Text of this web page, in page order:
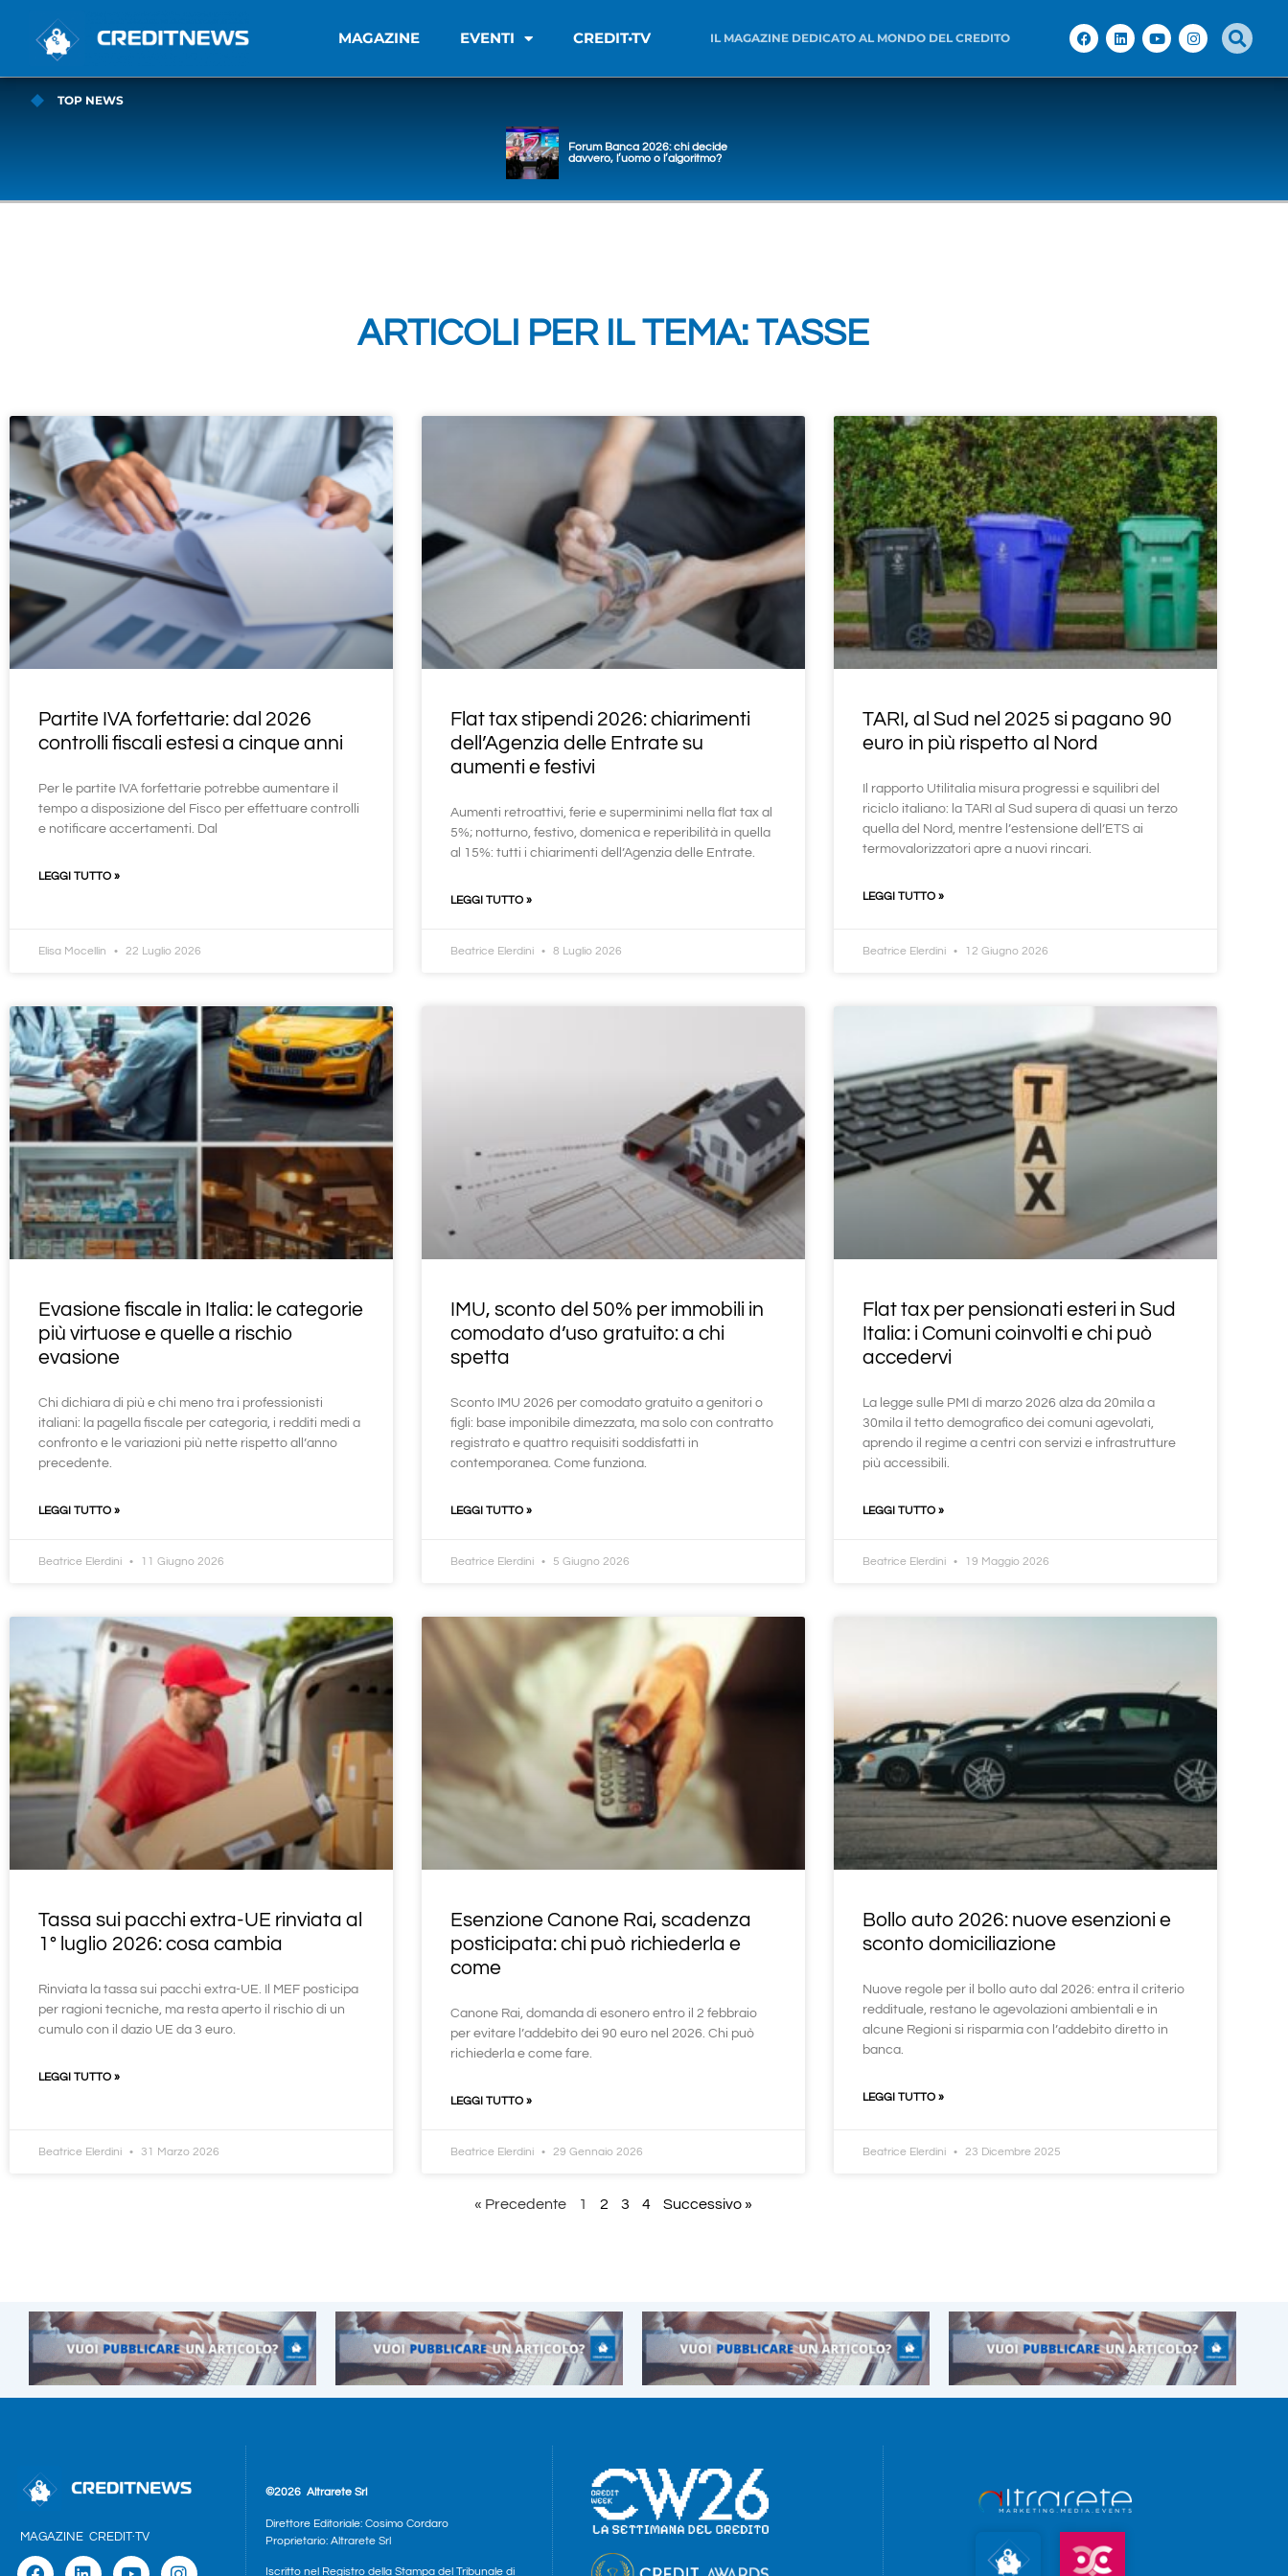
MAGAZINE EVENTI CREDIT•TV IL MAGAZINE DEDICATO AL MONDO DEL CREDITO
TOP NEWS
Forum Banca 2026: chi decide
davvero, l’uomo o l’algoritmo?
ARTICOLI PER IL TEMA: TASSE
Partite IVA forfettarie: dal 2026
controlli fiscali estesi a cinque anni
Per le partite IVA forfettarie potrebbe aumentare il
tempo a disposizione del Fisco per effettuare controlli
e notificare accertamenti. Dal
LEGGI TUTTO »
Elisa Mocellin 22 Luglio 2026
Flat tax stipendi 2026: chiarimenti
dell’Agenzia delle Entrate su
aumenti e festivi
Aumenti retroattivi, ferie e superminimi nella flat tax al
5%; notturno, festivo, domenica e reperibilità in quella
al 15%: tutti i chiarimenti dell’Agenzia delle Entrate.
LEGGI TUTTO »
Beatrice Elerdini 8 Luglio 2026
TARI, al Sud nel 2025 si pagano 90
euro in più rispetto al Nord
Il rapporto Utilitalia misura progressi e squilibri del
riciclo italiano: la TARI al Sud supera di quasi un terzo
quella del Nord, mentre l’estensione dell’ETS ai
termovalorizzatori apre a nuovi rincari.
LEGGI TUTTO »
Beatrice Elerdini 12 Giugno 2026
Evasione fiscale in Italia: le categorie
più virtuose e quelle a rischio
evasione
Chi dichiara di più e chi meno tra i professionisti
italiani: la pagella fiscale per categoria, i redditi medi a
confronto e le variazioni più nette rispetto all’anno
precedente.
LEGGI TUTTO »
Beatrice Elerdini 11 Giugno 2026
IMU, sconto del 50% per immobili in
comodato d’uso gratuito: a chi
spetta
Sconto IMU 2026 per comodato gratuito a genitori o
figli: base imponibile dimezzata, ma solo con contratto
registrato e quattro requisiti soddisfatti in
contemporanea. Come funziona.
LEGGI TUTTO »
Beatrice Elerdini 5 Giugno 2026
Flat tax per pensionati esteri in Sud
Italia: i Comuni coinvolti e chi può
accedervi
La legge sulle PMI di marzo 2026 alza da 20mila a
30mila il tetto demografico dei comuni agevolati,
aprendo il regime a centri con servizi e infrastrutture
più accessibili.
LEGGI TUTTO »
Beatrice Elerdini 19 Maggio 2026
Tassa sui pacchi extra-UE rinviata al
1° luglio 2026: cosa cambia
Rinviata la tassa sui pacchi extra-UE. Il MEF posticipa
per ragioni tecniche, ma resta aperto il rischio di un
cumulo con il dazio UE da 3 euro.
LEGGI TUTTO »
Beatrice Elerdini 31 Marzo 2026
Esenzione Canone Rai, scadenza
posticipata: chi può richiederla e
come
Canone Rai, domanda di esonero entro il 2 febbraio
per evitare l’addebito dei 90 euro nel 2026. Chi può
richiederla e come fare.
LEGGI TUTTO »
Beatrice Elerdini 29 Gennaio 2026
Bollo auto 2026: nuove esenzioni e
sconto domiciliazione
Nuove regole per il bollo auto dal 2026: entra il criterio
reddituale, restano le agevolazioni ambientali e in
alcune Regioni si risparmia con l’addebito diretto in
banca.
LEGGI TUTTO »
Beatrice Elerdini 23 Dicembre 2025
« Precedente 1 2 3 4 Successivo »
MAGAZINE CREDIT·TV
©2026 Altrarete Srl
Direttore Editoriale: Cosimo Cordaro
Proprietario: Altrarete Srl
Iscritto nel Registro della Stampa del Tribunale di